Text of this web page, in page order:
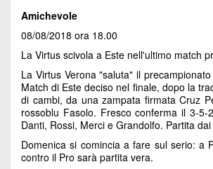
Amichevole
08/08/2018 ora 18.00
La Virtus scivola a Este nell'ultimo match
La Virtus Verona "saluta" il
Match di Este deciso nel finale, dopo la
di cambi, da una zampata firmata Cruz
rossoblu Fasolo. Fresco conferma il 3-
Danti, Rossi, Merci e Grandolfo. Partita
Domenica si comincia a fare sul serio: a
contro il Pro sarà partita vera.